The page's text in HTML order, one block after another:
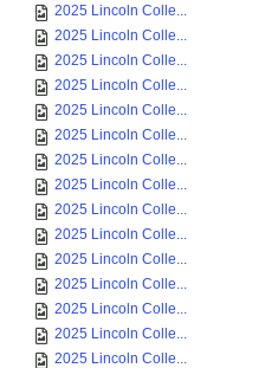
2025 Lincoln Colle...
2025 Lincoln Colle...
2025 Lincoln Colle...
2025 Lincoln Colle...
2025 Lincoln Colle...
2025 Lincoln Colle...
2025 Lincoln Colle...
2025 Lincoln Colle...
2025 Lincoln Colle...
2025 Lincoln Colle...
2025 Lincoln Colle...
2025 Lincoln Colle...
2025 Lincoln Colle...
2025 Lincoln Colle...
2025 Lincoln Colle...